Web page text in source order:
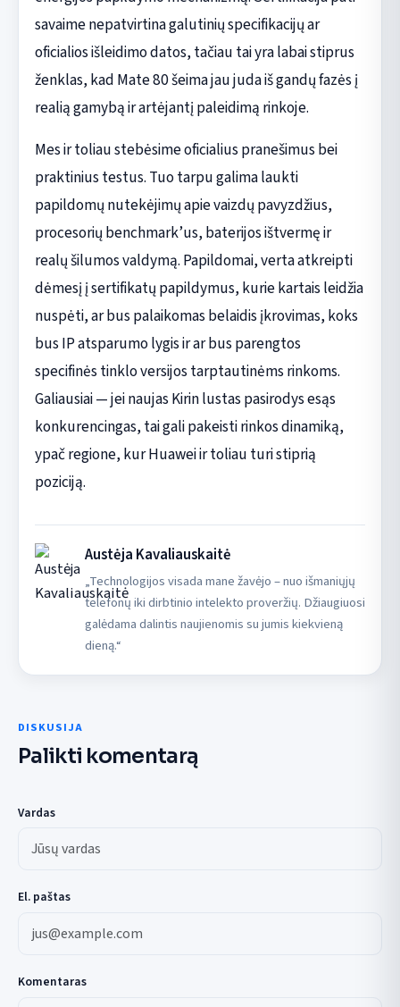
savaime nepatvirtina galutinių specifikacijų ar
oficialios išleidimo datos, tačiau tai yra labai stiprus
ženklas, kad Mate 80 šeima jau juda iš gandų fazės į
realią gamybą ir artėjantį paleidimą rinkoje.
Mes ir toliau stebėsime oficialius pranešimus bei
praktinius testus. Tuo tarpu galima laukti
papildomų nutekėjimų apie vaizdų pavyzdžius,
procesorių benchmark’us, baterijos ištvermę ir
realų šilumos valdymą. Papildomai, verta atkreipti
dėmesį į sertifikatų papildymus, kurie kartais leidžia
nuspėti, ar bus palaikomas belaidis įkrovimas, koks
bus IP atsparumo lygis ir ar bus parengtos
specifinės tinklo versijos tarptautinėms rinkoms.
Galiausiai — jei naujas Kirin lustas pasirodys esąs
konkurencingas, tai gali pakeisti rinkos dinamiką,
ypač regione, kur Huawei ir toliau turi stiprią
poziciją.
Austėja Kavaliauskaitė
„Technologijos visada mane žavėjo – nuo išmaniųjų
telefonų iki dirbtinio intelekto proveržių. Džiaugiuosi
galėdama dalintis naujienomis su jumis kiekvieną
dieną.“
DISKUSIJA
Palikti komentarą
Vardas
El. paštas
Komentaras